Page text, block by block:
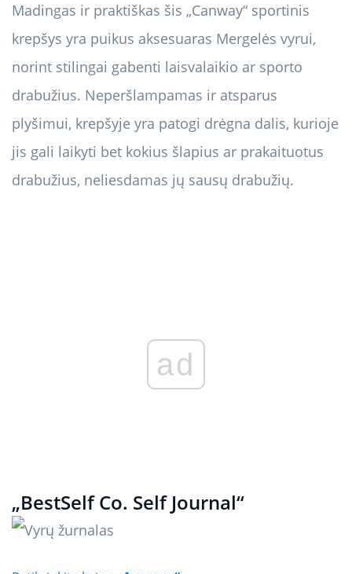
Madingas ir praktiškas šis „Canway“ sportinis
krepšys yra puikus aksesuaras Mergelės vyrui,
norint stilingai gabenti laisvalaikio ar sporto
drabužius. Neperšlampamas ir atsparus
plyšimui, krepšyje yra patogi drėgna dalis, kurioje
jis gali laikyti bet kokius šlapius ar prakaituotus
drabužius, neliesdamas jų sausų drabužių.
ad
„BestSelf Co. Self Journal“